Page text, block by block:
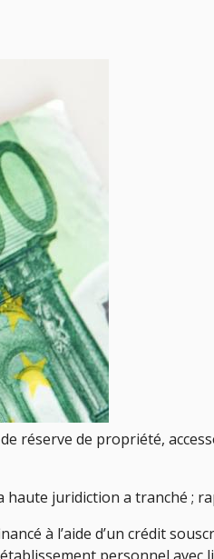
réserve de propriété,
juridiction a tranché ;
à l’aide d’un crédit